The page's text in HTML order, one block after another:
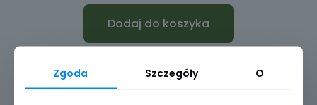
Dodaj do koszyka
Zgoda Szczegóły O